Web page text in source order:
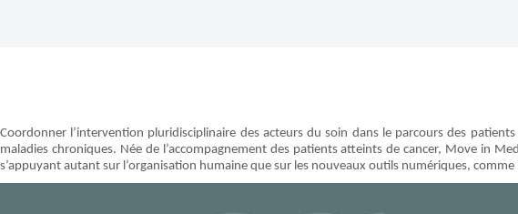
Coordonner l’intervention pluridisciplinaire des acteurs du soin dans le parcours des
maladies chroniques. Née de l’accompagnement des patients atteints de cancer, Move in
s’appuyant autant sur l’organisation humaine que sur les nouveaux outils numériques, comme